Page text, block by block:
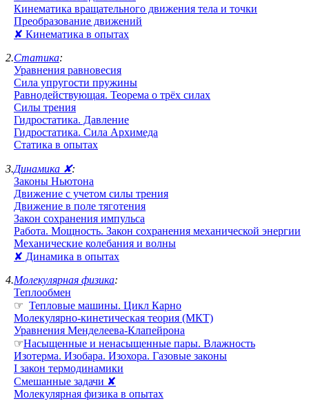
Кинематика вращательного движения тела и точки
Преобразование движений
✘ Кинематика в опытах
2.Статика:
Уравнения равновесия
Сила упругости пружины
Равнодействующая. Теорема о трёх силах
Силы трения
Гидростатика. Давление
Гидростатика. Сила Архимеда
Статика в опытах
3.Динамика ✘:
Законы Ньютона
Движение с учетом силы трения
Движение в поле тяготения
Закон сохранения импульса
Работа. Мощность. Закон сохранения механической энергии
Механические колебания и волны
✘ Динамика в опытах
4.Молекулярная физика:
Теплообмен
☞ Тепловые машины. Цикл Карно
Молекулярно-кинетическая теория (МКТ)
Уравнения Менделеева-Клапейрона
☞Насыщенные и ненасыщенные пары. Влажность
Изотерма. Изобара. Изохора. Газовые законы
I закон термодинамики
Смешанные задачи ✘
Молекулярная физика в опытах